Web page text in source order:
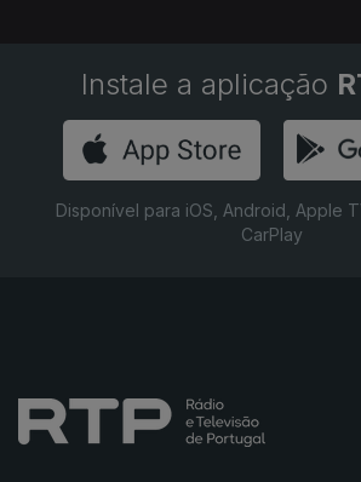
Instale a aplicação
Disponível para iOS, Android, Apple
CarPlay